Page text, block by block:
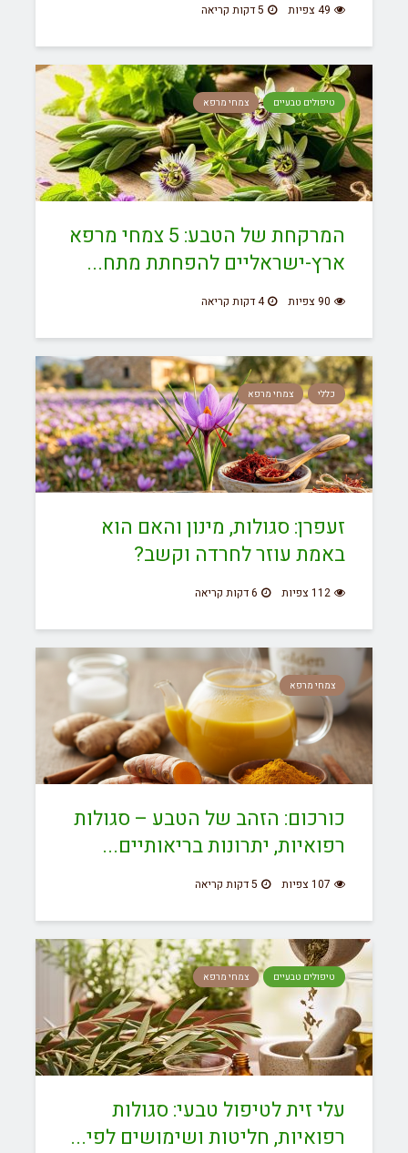
49 צפיות 5 דקות קריאה
טיפולים טבעיים צמחי מרפא
המרקחת של הטבע: 5 צמחי מרפא
ארץ-ישראליים להפחתת מתח...
90 צפיות 4 דקות קריאה
כללי צמחי מרפא
זעפרן: סגולות, מינון והאם הוא
באמת עוזר לחרדה וקשב?
112 צפיות 6 דקות קריאה
צמחי מרפא
כורכום: הזהב של הטבע – סגולות
רפואיות, יתרונות בריאותיים...
107 צפיות 5 דקות קריאה
טיפולים טבעיים צמחי מרפא
עלי זית לטיפול טבעי: סגולות
רפואיות, חליטות ושימושים לפי...